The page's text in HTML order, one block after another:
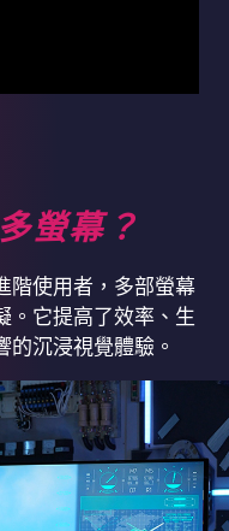
螢幕？
階使用者，多部螢幕
。它提高了效率、生
的沉浸視覺體驗。